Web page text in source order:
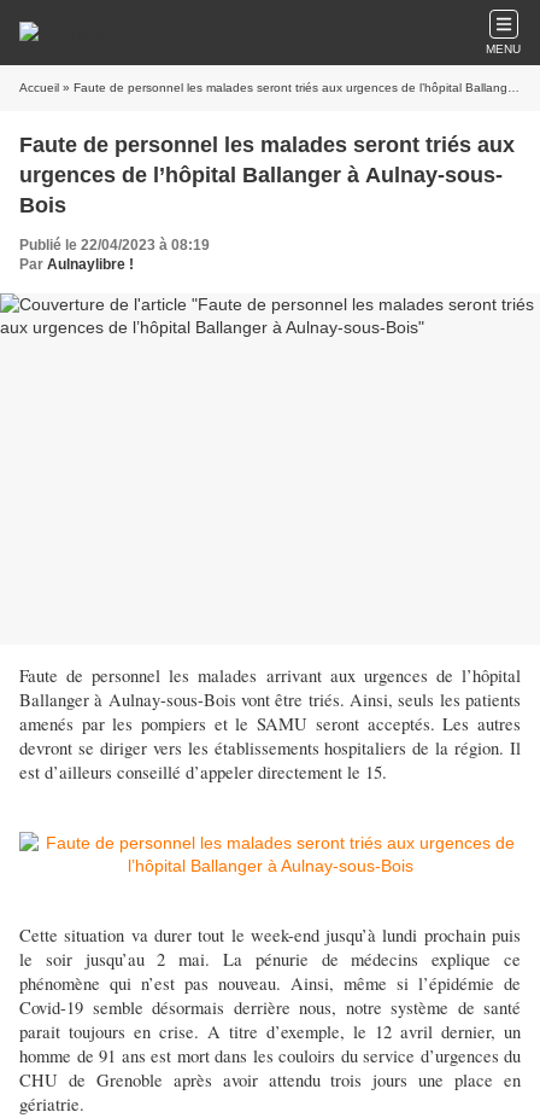
MENU
Accueil » Faute de personnel les malades seront triés aux urgences de l’hôpital Ballanger à Aulnay-sous-Bois
Faute de personnel les malades seront triés aux
urgences de l’hôpital Ballanger à Aulnay-sous-
Bois
Publié le 22/04/2023 à 08:19
Par Aulnaylibre !
Faute de personnel les malades arrivant aux urgences de l’hôpital
Ballanger à Aulnay-sous-Bois vont être triés. Ainsi, seuls les patients
amenés par les pompiers et le SAMU seront acceptés. Les autres
devront se diriger vers les établissements hospitaliers de la région. Il
est d’ailleurs conseillé d’appeler directement le 15.
Cette situation va durer tout le week-end jusqu’à lundi prochain puis
le soir jusqu’au 2 mai. La pénurie de médecins explique ce
phénomène qui n’est pas nouveau. Ainsi, même si l’épidémie de
Covid-19 semble désormais derrière nous, notre système de santé
parait toujours en crise. A titre d’exemple, le 12 avril dernier, un
homme de 91 ans est mort dans les couloirs du service d’urgences du
CHU de Grenoble après avoir attendu trois jours une place en
gériatrie.